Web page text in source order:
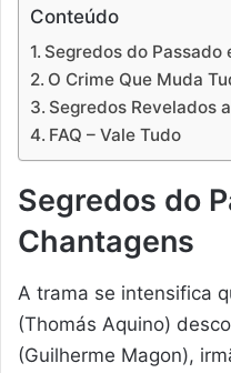
Conteúdo
Segredos do Passado
O Crime Que Muda
Segredos Revelados
FAQ – Vale Tudo
Segredos do
Chantagens
A trama se intensifica
(Thomás Aquino)
(Guilherme Magon),